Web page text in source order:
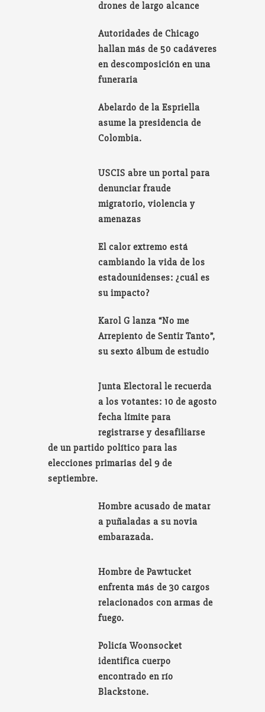
drones de largo alcance
Autoridades de Chicago
hallan más de 50 cadáveres
en descomposición en una
funeraria
Abelardo de la Espriella
asume la presidencia de
Colombia.
USCIS abre un portal para
denunciar fraude
migratorio, violencia y
amenazas
El calor extremo está
cambiando la vida de los
estadounidenses: ¿cuál es
su impacto?
Karol G lanza “No me
Arrepiento de Sentir Tanto”,
su sexto álbum de estudio
Junta Electoral le recuerda
a los votantes: 10 de agosto
fecha límite para
registrarse y desafiliarse
de un partido político para las
elecciones primarias del 9 de
septiembre.
Hombre acusado de matar
a puñaladas a su novia
embarazada.
Hombre de Pawtucket
enfrenta más de 30 cargos
relacionados con armas de
fuego.
Policía Woonsocket
identifica cuerpo
encontrado en río
Blackstone.